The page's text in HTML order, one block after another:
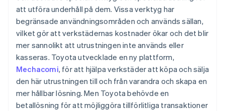
att utföra underhåll på dem. Vissa verktyg har
begränsade användningsområden och används sällan,
vilket gör att verkstädernas kostnader ökar och det blir
mer sannolikt att utrustningen inte används eller
kasseras. Toyota utvecklade en ny plattform,
Mechacomi, för att hjälpa verkstäder att köpa och sälja
den här utrustningen till och från varandra och skapa en
mer hållbar lösning. Men Toyota behövde en
betallösning för att möjliggöra tillförlitliga transaktioner